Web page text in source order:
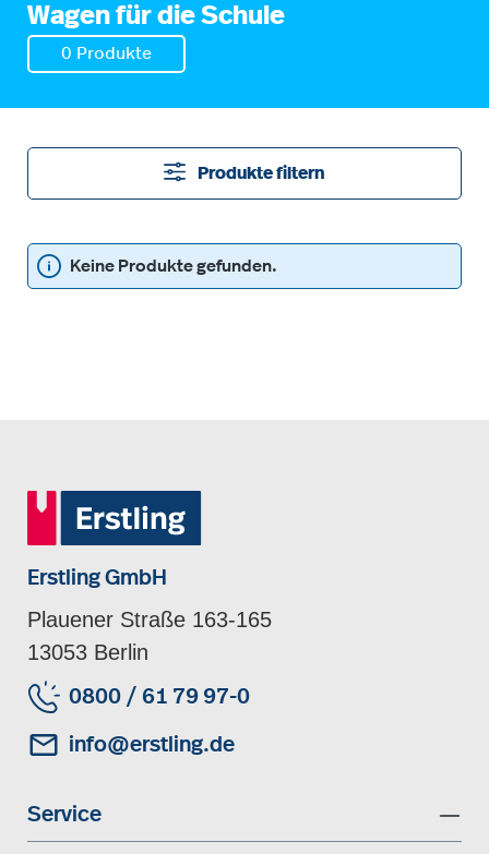
Wagen für die Schule
0 Produkte
Produkte filtern
Keine Produkte gefunden.
Erstling GmbH
Plauener Straße 163-165
13053 Berlin
0800 / 61 79 97-0
info@erstling.de
Service